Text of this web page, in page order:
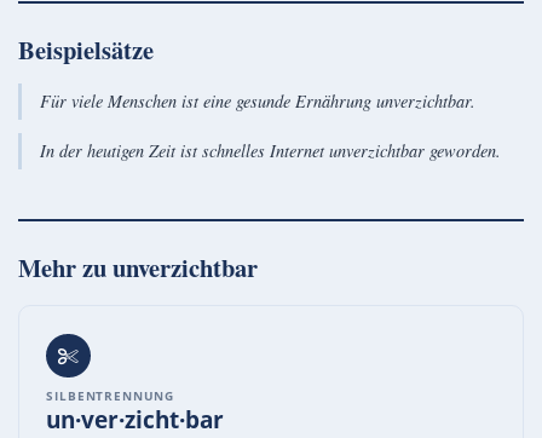
Beispielsätze
Für viele Menschen ist eine gesunde Ernährung unverzichtbar.
In der heutigen Zeit ist schnelles Internet unverzichtbar geworden.
Mehr zuunverzichtbar
SILBENTRENNUNG
un·ver·zicht·bar